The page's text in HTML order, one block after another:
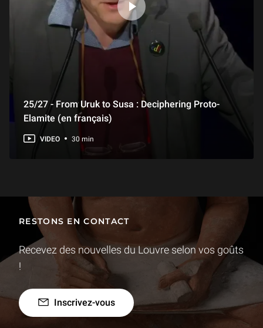
25/27 - From Uruk to Susa : Deciphering Proto-
Elamite (en français)
VIDEO 30 min
RESTONS EN CONTACT
Recevez des nouvelles du Louvre selon vos goûts
!
Inscrivez-vous